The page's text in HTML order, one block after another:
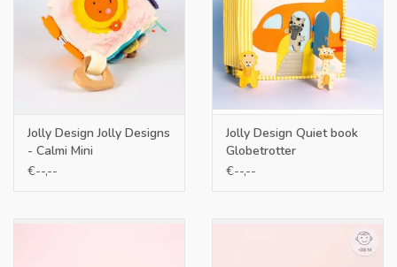
Jolly Design Jolly Designs
- Calmi Mini
€--,--
Jolly Design Quiet book
Globetrotter
€--,--